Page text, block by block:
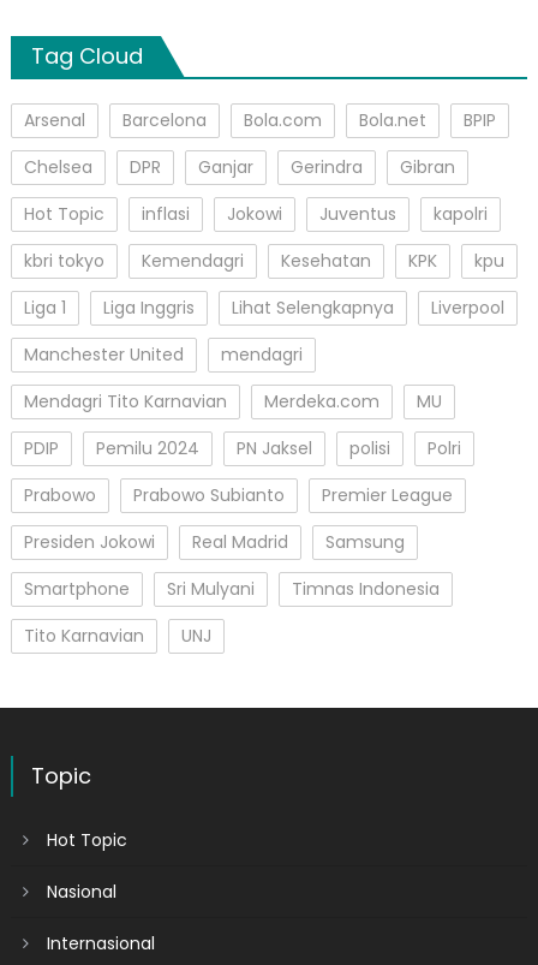
Tag Cloud
Arsenal Barcelona Bola.com Bola.net
BPIP
Chelsea
DPR Ganjar Gerindra
Gibran
Hot Topic
inflasi Jokowi Juventus
kapolri
kbri tokyo
Kemendagri Kesehatan KPK
kpu
Liga 1
Liga Inggris Lihat Selengkapnya
Liverpool
Manchester United
mendagri
Mendagri Tito Karnavian
Merdeka.com
MU
PDIP
Pemilu 2024 PN Jaksel polisi
Polri
Prabowo
Prabowo Subianto
Premier League
Presiden Jokowi
Real Madrid
Samsung
Smartphone
Sri Mulyani
Timnas Indonesia
Tito Karnavian
UNJ
Topic
Hot Topic
Nasional
Internasional